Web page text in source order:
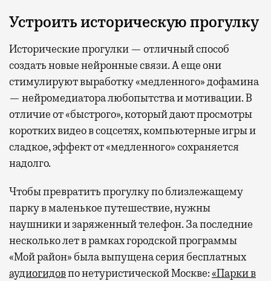
Устроить историческую прогулку
Исторические прогулки — отличный способ
создать новые нейронные связи. А еще они
стимулируют выработку «медленного» дофамина
— нейромедиатора любопытства и мотивации. В
отличие от «быстрого», который дают просмотры
коротких видео в соцсетях, компьютерные игры и
сладкое, эффект от «медленного» сохраняется
надолго.
Чтобы превратить прогулку по близлежащему
парку в маленькое путешествие, нужны
наушники и заряженный телефон. За последние
несколько лет в рамках городской программы
«Мой район» была выпущена серия бесплатных
аудиогидовпо нетуристической Москве:«Парки в